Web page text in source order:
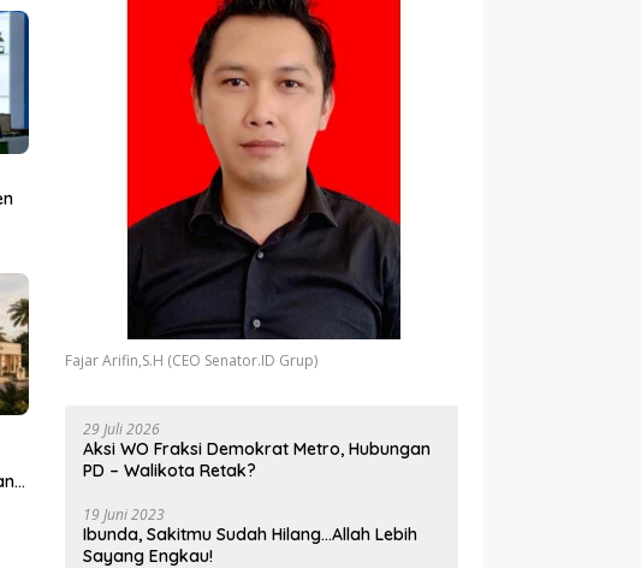
Fajar Arifin,S.H (CEO Senator.ID Grup)
29 Juli 2026
Aksi WO Fraksi Demokrat Metro, Hubungan
PD – Walikota Retak?
19 Juni 2023
Ibunda, Sakitmu Sudah Hilang…Allah Lebih
Sayang Engkau!